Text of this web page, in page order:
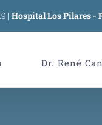
| Hospital Los Pilares -
Dr. René